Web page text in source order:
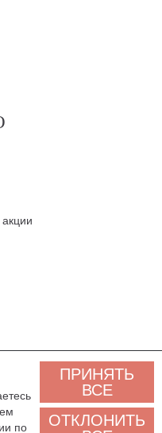
акции
об авторском праве действующего
контент может использоваться
целей. Любая загрузка,
данного сайта для некоммерческих целей
указанием на источник.
по
ПРИНЯТЬ
ВСЕ
ОТКЛОНИТЬ